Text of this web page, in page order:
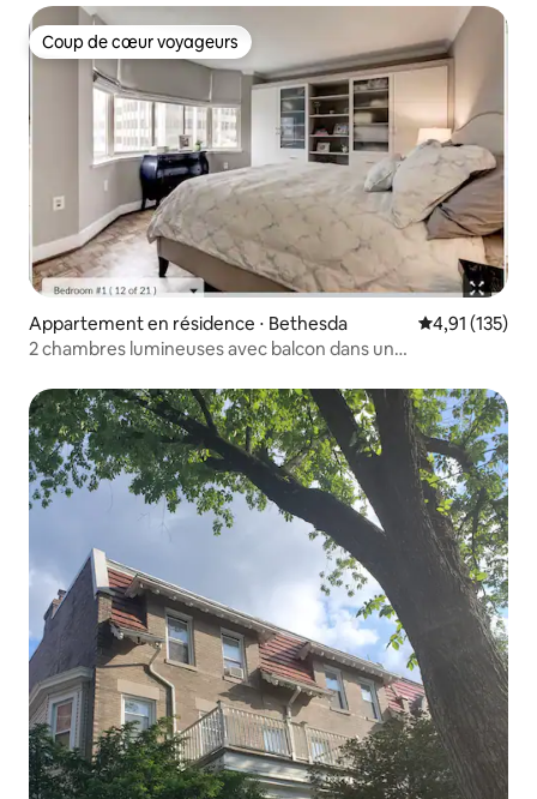
Coup de cœur voyageurs
Coup de cœur voyageurs
Appartement en résidence ⋅ Bethesda Évaluation
4,91 (135)
2 chambres lumineuses avec balcon dans un